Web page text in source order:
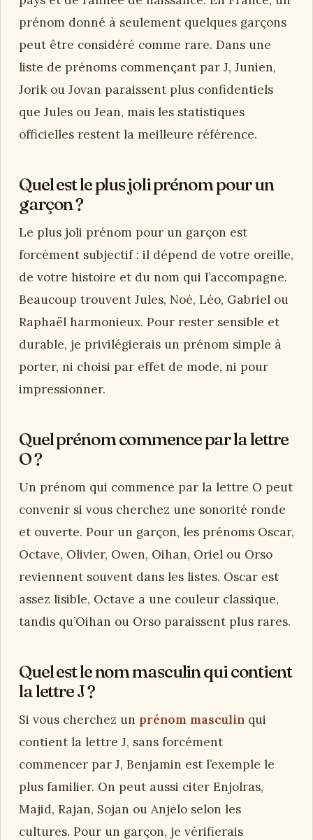
prénom donné à seulement quelques garçons
peut être considéré comme rare. Dans une
liste de prénoms commençant par J, Junien,
Jorik ou Jovan paraissent plus confidentiels
que Jules ou Jean, mais les statistiques
officielles restent la meilleure référence.
Quel est le plus joli prénom pour un
garçon ?
Le plus joli prénom pour un garçon est
forcément subjectif : il dépend de votre oreille,
de votre histoire et du nom qui l’accompagne.
Beaucoup trouvent Jules, Noé, Léo, Gabriel ou
Raphaël harmonieux. Pour rester sensible et
durable, je privilégierais un prénom simple à
porter, ni choisi par effet de mode, ni pour
impressionner.
Quel prénom commence par la lettre
O ?
Un prénom qui commence par la lettre O peut
convenir si vous cherchez une sonorité ronde
et ouverte. Pour un garçon, les prénoms Oscar,
Octave, Olivier, Owen, Oihan, Oriel ou Orso
reviennent souvent dans les listes. Oscar est
assez lisible, Octave a une couleur classique,
tandis qu’Oihan ou Orso paraissent plus rares.
Quel est le nom masculin qui contient
la lettre J ?
Si vous cherchez un prénom masculin qui
contient la lettre J, sans forcément
commencer par J, Benjamin est l’exemple le
plus familier. On peut aussi citer Enjolras,
Majid, Rajan, Sojan ou Anjelo selon les
cultures. Pour un garçon, je vérifierais